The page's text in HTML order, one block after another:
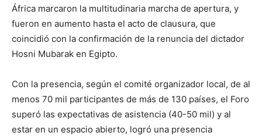
África marcaron la multitudinaria marcha de apertura, y
fueron en aumento hasta el acto de clausura, que
coincidió con la confirmación de la renuncia del dictador
Hosni Mubarak en Egipto.
Con la presencia, según el comité organizador local, de al
menos 70 mil participantes de más de 130 países, el Foro
superó las expectativas de asistencia (40-50 mil) y al
estar en un espacio abierto, logró una presencia